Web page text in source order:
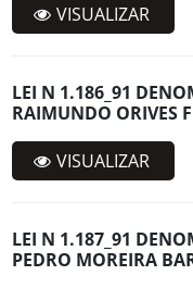
VISUALIZAR
LEI N 1.186_91
RAIMUNDO ORIVES
VISUALIZAR
LEI N 1.187_91
PEDRO MOREIRA